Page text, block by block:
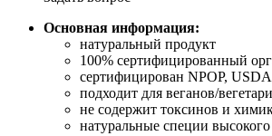
Основная информация:
натуральный продукт
100% сертифицированный
сертифицирован NPOP,
подходит для веганов/
не содержит токсинов и
натуральные специи высокого